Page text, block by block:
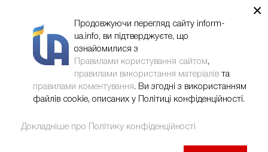
×
Продовжуючи перегляд сайту inform-
ua.info, ви підтверджуєте, що
ознайомилися з
Правилами користування сайтом,
правилами використання матеріалів та
правилами коментування. Ви згодні з використанням
файлів cookie, описаних у Політиці конфіденційності.
Докладніше про Політику конфіденційності